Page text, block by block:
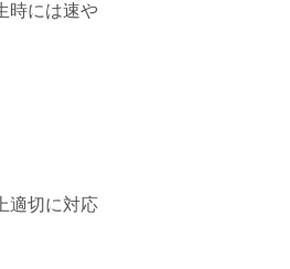
時には速や
適切に対応